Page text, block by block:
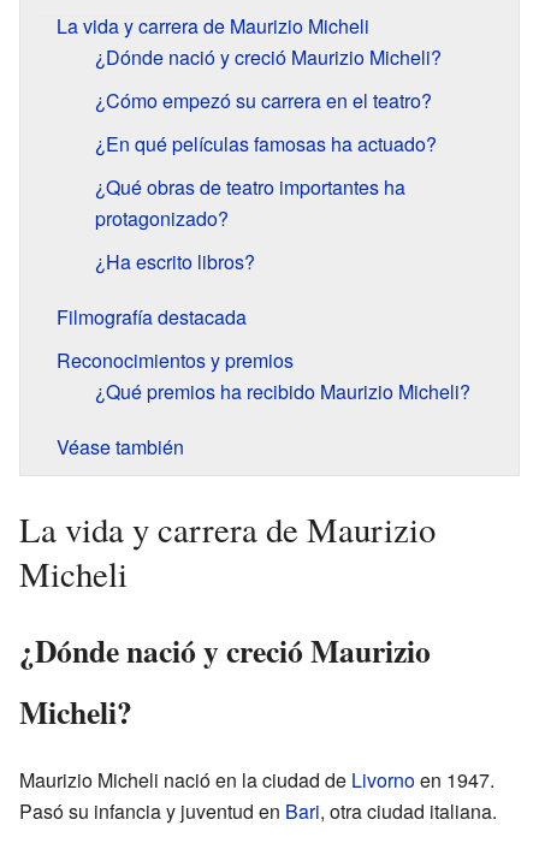
La vida y carrera de Maurizio Micheli
¿Dónde nació y creció Maurizio Micheli?
¿Cómo empezó su carrera en el teatro?
¿En qué películas famosas ha actuado?
¿Qué obras de teatro importantes ha
protagonizado?
¿Ha escrito libros?
Filmografía destacada
Reconocimientos y premios
¿Qué premios ha recibido Maurizio Micheli?
Véase también
La vida y carrera de Maurizio
Micheli
¿Dónde nació y creció Maurizio
Micheli?
Maurizio Micheli nació en la ciudad de Livornoen 1947.
Pasó su infancia y juventud en Bari, otra ciudad italiana.